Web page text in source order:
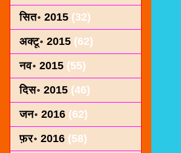
सित॰ 2015 (32)
अक्टू॰ 2015 (62)
नव॰ 2015 (55)
दिस॰ 2015 (46)
जन॰ 2016 (62)
फ़र॰ 2016 (58)